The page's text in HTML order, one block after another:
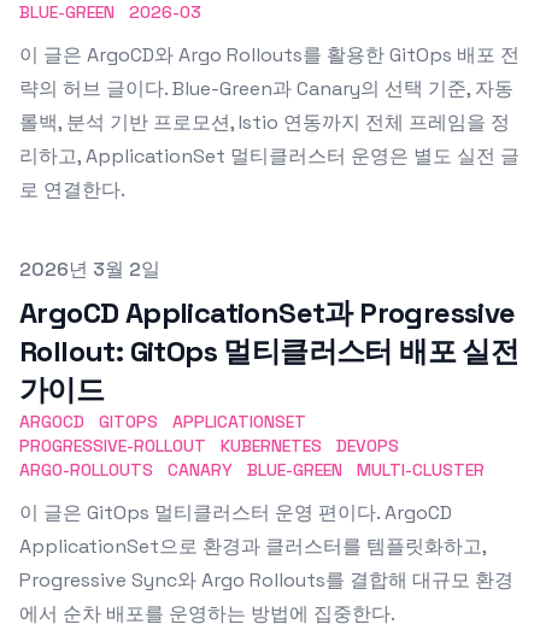
BLUE-GREEN
2026-03
이 글은 ArgoCD와 Argo Rollouts를 활용한 GitOps 배포 전
략의 허브 글이다. Blue-Green과 Canary의 선택 기준, 자동
롤백, 분석 기반 프로모션, Istio 연동까지 전체 프레임을 정
리하고, ApplicationSet 멀티클러스터 운영은 별도 실전 글
로 연결한다.
Published on
2026년 3월 2일
ArgoCD ApplicationSet과 Progressive
Rollout: GitOps 멀티클러스터 배포 실전
가이드
ARGOCD GITOPS
APPLICATIONSET
PROGRESSIVE-ROLLOUT
KUBERNETES
DEVOPS
ARGO-ROLLOUTS
CANARY BLUE-GREEN MULTI-CLUSTER
이 글은 GitOps 멀티클러스터 운영 편이다. ArgoCD
ApplicationSet으로 환경과 클러스터를 템플릿화하고,
Progressive Sync와 Argo Rollouts를 결합해 대규모 환경
에서 순차 배포를 운영하는 방법에 집중한다.